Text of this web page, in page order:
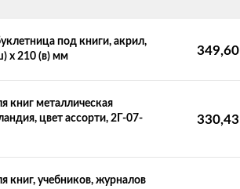
под книги, акрил,
х 210 (в) мм
349,60
книг металлическая
цвет ассорти, 2Г-07-
330,43
книг, учебников, журналов